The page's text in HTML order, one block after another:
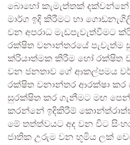
බොහෝ කැමැත්තක්
මාර්ග ඉදි කිරීමට හා
වන අපරාධ මැඩපැවැත්වීමට
රක්ෂිත වනාන්තරයේ
ක්රියාත්මක කිරීම හෝ රක්ෂිත
වන ජනතාව ගේ ආකල්පමය
රක්ෂිත වනාන්තර ආරක්ෂා කර
සුරක්ෂිත කර ගැනීමට මඟ
කරන්නේ ඉදිකිරීම්
මේ තත්ත්වයට අද වන විට
ජාතික උරුම වන භූමිය ලක්